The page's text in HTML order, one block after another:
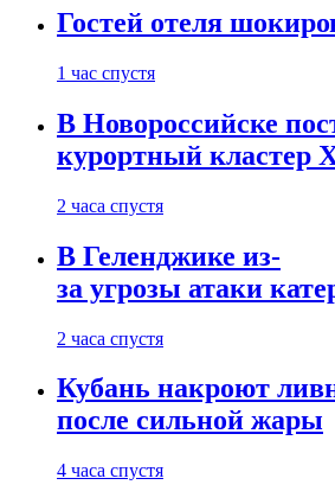
Гостей отеля
1 час спустя
В Новороссийске
курортный кластер
2 часа спустя
В Геленджике из-
за угрозы атаки
2 часа спустя
Кубань накроют
после сильной жары
4 часа спустя